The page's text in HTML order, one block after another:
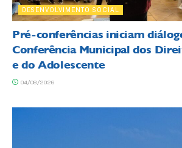
DESENVOLVIMENTO SOCIAL
Pré-conferências iniciam
Conferência Municipal dos
e do Adolescente
04/08/2026